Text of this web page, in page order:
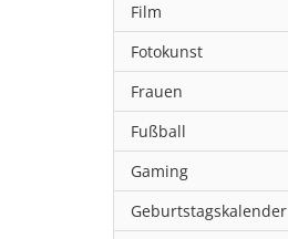
Film
Fotokunst
Frauen
Fußball
Gaming
Geburtstagskalender